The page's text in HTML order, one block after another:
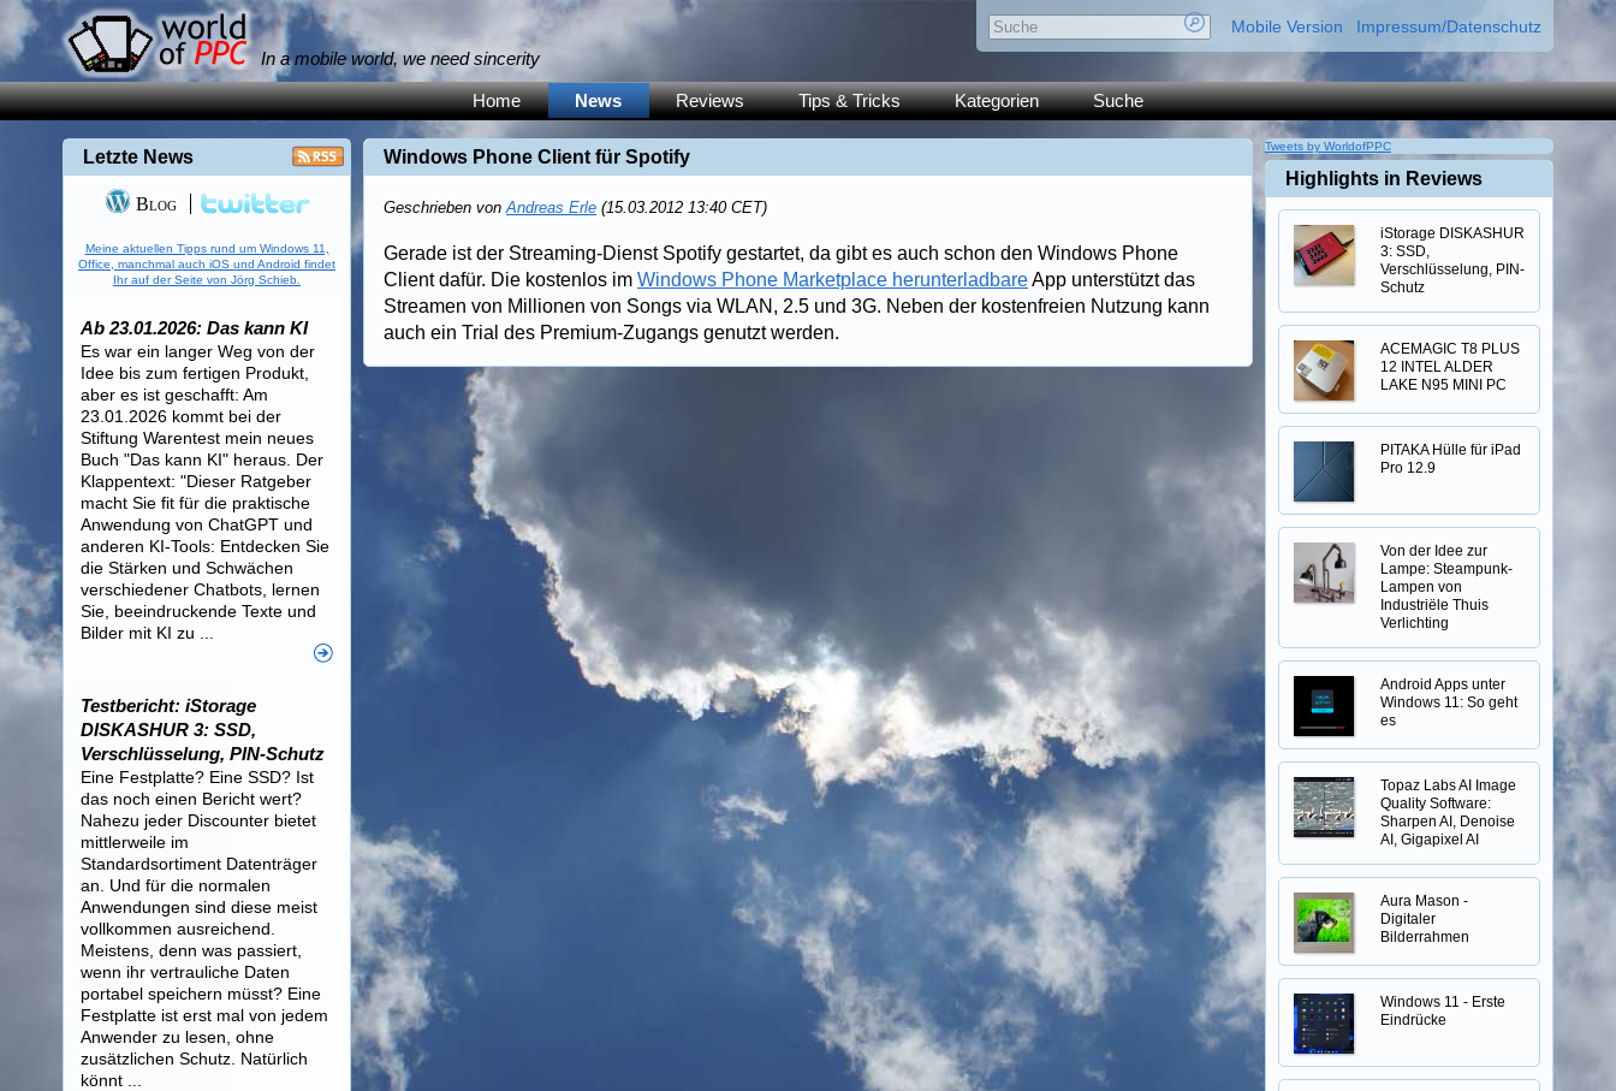
In a mobile world, we need sincerity
Mobile Version Impressum/Datenschutz
Home News Reviews Tips & Tricks Kategorien Suche
Windows Phone Client für Spotify
Geschrieben vonAndreas Erle (15.03.2012 13:40 CET)
Gerade ist der Streaming-Dienst Spotify gestartet, da gibt es auch schon den Windows Phone
Client dafür. Die kostenlos im Windows Phone Marketplace herunterladbareApp unterstützt das
Streamen von Millionen von Songs via WLAN, 2.5 und 3G. Neben der kostenfreien Nutzung kann
auch ein Trial des Premium-Zugangs genutzt werden.
Letzte News
Blog
Meine aktuellen Tipps rund um Windows 11,
Office, manchmal auch iOS und Android findet
Ihr auf der Seite von Jörg Schieb.
Ab 23.01.2026: Das kann KI
Es war ein langer Weg von der
Idee bis zum fertigen Produkt,
aber es ist geschafft: Am
23.01.2026 kommt bei der
Stiftung Warentest mein neues
Buch "Das kann KI" heraus. Der
Klappentext: "Dieser Ratgeber
macht Sie fit für die praktische
Anwendung von ChatGPT und
anderen KI-Tools: Entdecken Sie
die Stärken und Schwächen
verschiedener Chatbots, lernen
Sie, beeindruckende Texte und
Bilder mit KI zu ...
Testbericht: iStorage
DISKASHUR 3: SSD,
Verschlüsselung, PIN-Schutz
Eine Festplatte? Eine SSD? Ist
das noch einen Bericht wert?
Nahezu jeder Discounter bietet
mittlerweile im
Standardsortiment Datenträger
an. Und für die normalen
Anwendungen sind diese meist
vollkommen ausreichend.
Meistens, denn was passiert,
wenn ihr vertrauliche Daten
portabel speichern müsst? Eine
Festplatte ist erst mal von jedem
Anwender zu lesen, ohne
zusätzlichen Schutz. Natürlich
könnt ...
Tweets by WorldofPPC
Highlights in Reviews
iStorage DISKASHUR
3: SSD,
Verschlüsselung, PIN-
Schutz
ACEMAGIC T8 PLUS
12 INTEL ALDER
LAKE N95 MINI PC
PITAKA Hülle für iPad
Pro 12.9
Von der Idee zur
Lampe: Steampunk-
Lampen von
Industriële Thuis
Verlichting
Android Apps unter
Windows 11: So geht
es
Topaz Labs AI Image
Quality Software:
Sharpen AI, Denoise
AI, Gigapixel AI
Aura Mason -
Digitaler
Bilderrahmen
Windows 11 - Erste
Eindrücke